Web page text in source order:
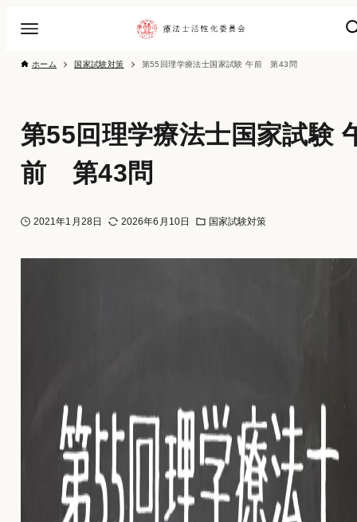
ホーム 国家試験対策 第55回理学療法士国家試験 午前 第43問
第55回理学療法士国家試験
前 第43問
2021年1月28日 2026年6月10日 国家試験対策